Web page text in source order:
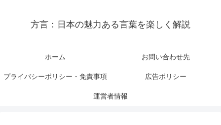
方言：日本の魅力ある言葉を楽しく解説
ホーム お問い合わせ先
プライバシーポリシー・免責事項 広告ポリシー
運営者情報